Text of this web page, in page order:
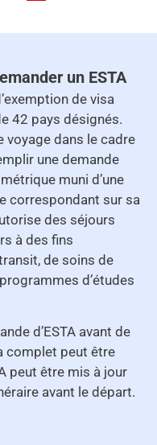
un ESTA
de visa
42 pays désignés.
voyage dans le cadre
une demande
muni d’une
correspondant sur sa
des séjours
à des fins
de soins de
d’études
d’ESTA avant de
complet peut être
peut être mis à jour
avant le départ.